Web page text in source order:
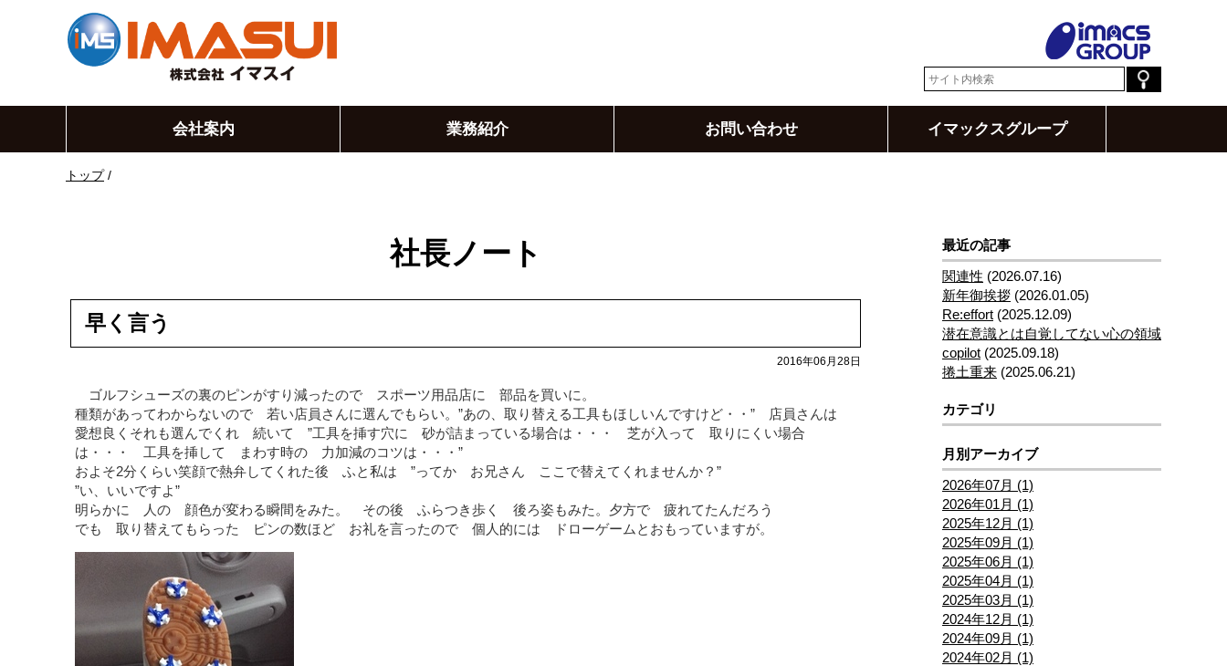
このページの本文へ
会社案内 業務紹介 お問い合わせ イマックスグループ
現
トップ/
社長ノート
早く言う
2016年06月28日
ゴルフシューズの裏のピンがすり減ったので スポーツ用品店に 部品を買いに。
種類があってわからないので 若い店員さんに選んでもらい。”あの、取り替える工具もほしいんですけど・・” 店員さんは
愛想良くそれも選んでくれ 続いて ”工具を挿す穴に 砂が詰まっている場合は・・・ 芝が入って 取りにくい場合
は・・・ 工具を挿して まわす時の 力加減のコツは・・・”
およそ2分くらい笑顔で熱弁してくれた後 ふと私は ”ってか お兄さん ここで替えてくれませんか？”
”い、いいですよ”
明らかに 人の 顔色が変わる瞬間をみた。 その後 ふらつき歩く 後ろ姿もみた。夕方で 疲れてたんだろう
でも 取り替えてもらった ピンの数ほど お礼を言ったので 個人的には ドローゲームとおもっていますが。
最近の記事
関連性 (2026.07.16)
新年御挨拶 (2026.01.05)
Re:effort (2025.12.09)
潜在意識とは自覚してない心の領域
copilot (2025.09.18)
捲土重来 (2025.06.21)
カテゴリ
月別アーカイブ
2026年07月 (1)
2026年01月 (1)
2025年12月 (1)
2025年09月 (1)
2025年06月 (1)
2025年04月 (1)
2025年03月 (1)
2024年12月 (1)
2024年09月 (1)
2024年02月 (1)